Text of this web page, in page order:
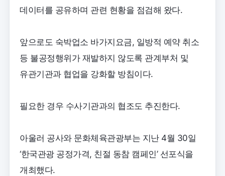
데이터를 공유하며 관련 현황을 점검해 왔다.
앞으로도 숙박업소 바가지요금, 일방적 예약 취소
등 불공정행위가 재발하지 않도록 관계부처 및
유관기관과 협업을 강화할 방침이다.
필요한 경우 수사기관과의 협조도 추진한다.
아울러 공사와 문화체육관광부는 지난 4월 30일
‘한국관광 공정가격, 친절 동참 캠페인’ 선포식을
개최했다.